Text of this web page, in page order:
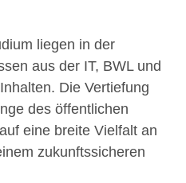
liegen in der
aus der IT, BWL und
Die Vertiefung
des öffentlichen
eine breite Vielfalt an
zukunftssicheren